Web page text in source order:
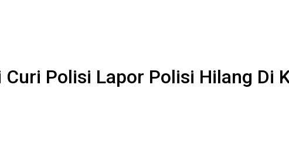
Polisi Lapor Polisi Hilang Di